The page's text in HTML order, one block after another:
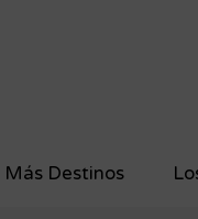
Más Destinos